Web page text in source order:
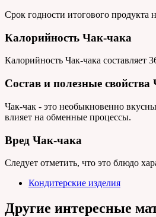
Срок годности итогового продукта
Калорийность Чак-чака
Калорийность Чак-чака составляет
Состав и полезные
Чак-чак - это необыкновенно
влияет на обменные процессы.
Вред Чак-чака
Следует отметить, что это блюдо
Кондитерские изделия
Другие интересные